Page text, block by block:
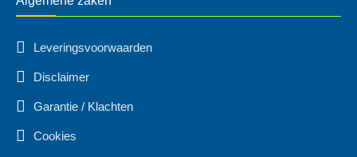
Leveringsvoorwaarden
Disclaimer
Garantie / Klachten
Cookies